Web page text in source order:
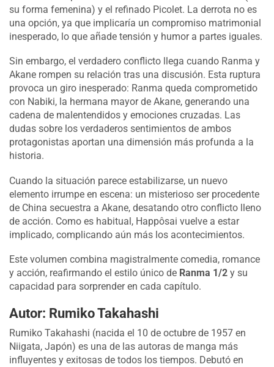
su forma femenina) y el refinado Picolet. La derrota no es
una opción, ya que implicaría un compromiso matrimonial
inesperado, lo que añade tensión y humor a partes iguales.
Sin embargo, el verdadero conflicto llega cuando Ranma y
Akane rompen su relación tras una discusión. Esta ruptura
provoca un giro inesperado: Ranma queda comprometido
con Nabiki, la hermana mayor de Akane, generando una
cadena de malentendidos y emociones cruzadas. Las
dudas sobre los verdaderos sentimientos de ambos
protagonistas aportan una dimensión más profunda a la
historia.
Cuando la situación parece estabilizarse, un nuevo
elemento irrumpe en escena: un misterioso ser procedente
de China secuestra a Akane, desatando otro conflicto lleno
de acción. Como es habitual, Happôsai vuelve a estar
implicado, complicando aún más los acontecimientos.
Este volumen combina magistralmente comedia, romance
y acción, reafirmando el estilo único de Ranma 1/2 y su
capacidad para sorprender en cada capítulo.
Autor: Rumiko Takahashi
Rumiko Takahashi (nacida el 10 de octubre de 1957 en
Niigata, Japón) es una de las autoras de manga más
influyentes y exitosas de todos los tiempos. Debutó en